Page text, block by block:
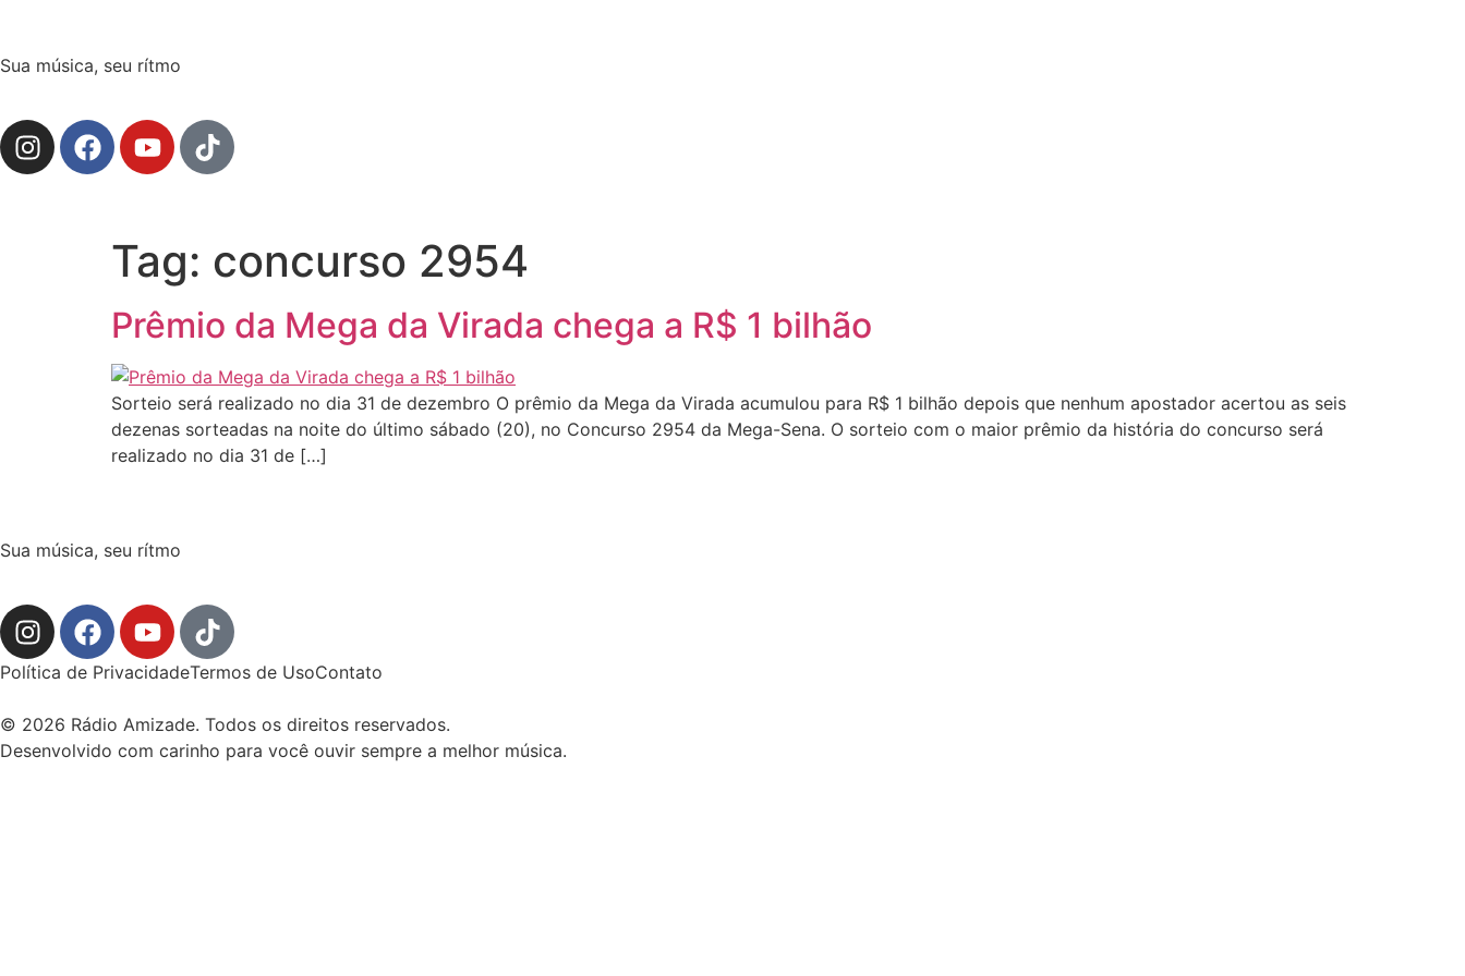
Sua música, seu rítmo
Tag: concurso 2954
Prêmio da Mega da Virada chega a R$ 1 bilhão
Sorteio será realizado no dia 31 de dezembro O prêmio da Mega da Virada acumulou para R$ 1 bilhão depois que nenhum apostador acertou as seis
dezenas sorteadas na noite do último sábado (20), no Concurso 2954 da Mega-Sena. O sorteio com o maior prêmio da história do concurso será
realizado no dia 31 de […]
Sua música, seu rítmo
Política de PrivacidadeTermos de UsoContato
© 2026 Rádio Amizade. Todos os direitos reservados.
Desenvolvido com carinho para você ouvir sempre a melhor música.